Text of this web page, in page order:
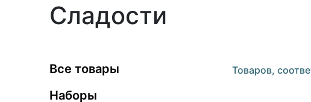
Сладости
Товаров,
Все товары
Наборы